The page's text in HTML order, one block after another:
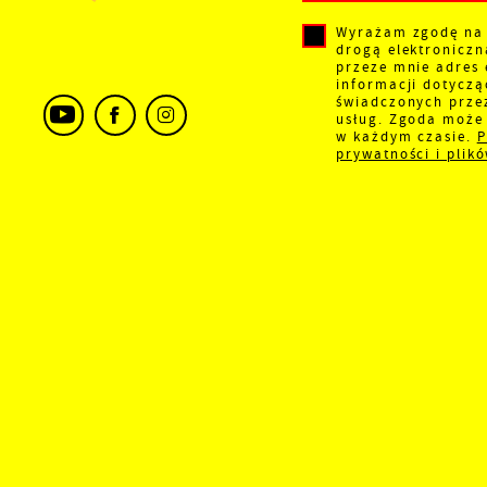
Wyrażam zgodę
drogą
przeze mnie adres
informacji
świadczonych
usług. Zgoda
w każdym czasie.
prywatności i